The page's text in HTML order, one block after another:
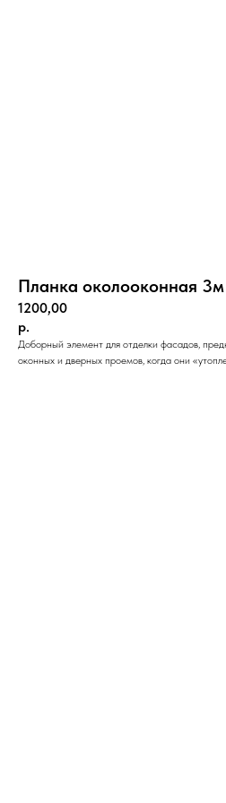
Планка околооконная 3м
1200,00
р.
Доборный элемент для отделки фасадов,
оконных и дверных проемов, когда они